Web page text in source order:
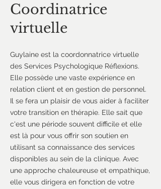
Coordinatrice
virtuelle
Guylaine est la coordonnatrice virtuelle
des Services Psychologique Réflexions.
Elle possède une vaste expérience en
relation client et en gestion de personnel.
Il se fera un plaisir de vous aider à faciliter
votre transition en thérapie. Elle sait que
c'est une période souvent difficile et elle
est là pour vous offrir son soutien en
utilisant sa connaissance des services
disponibles au sein de la clinique. Avec
une approche chaleureuse et empathique,
elle vous dirigera en fonction de votre